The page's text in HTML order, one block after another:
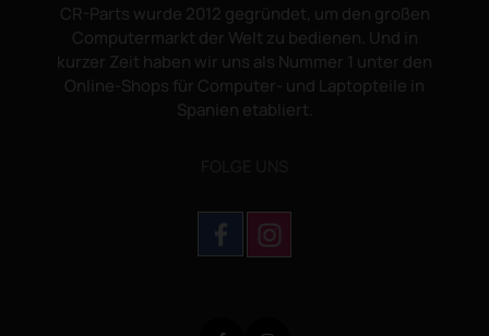
CR-Parts wurde 2012 gegründet, um den großen
Computermarkt der Welt zu bedienen. Und in
kurzer Zeit haben wir uns als Nummer 1 unter den
Online-Shops für Computer- und Laptopteile in
Spanien etabliert.